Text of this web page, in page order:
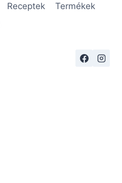
Receptek
Termékek